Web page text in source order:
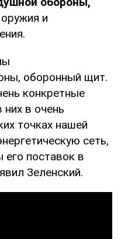
и
оборонный щит.
конкретные
в очень
точках нашей
сеть,
поставок в
Зеленский.